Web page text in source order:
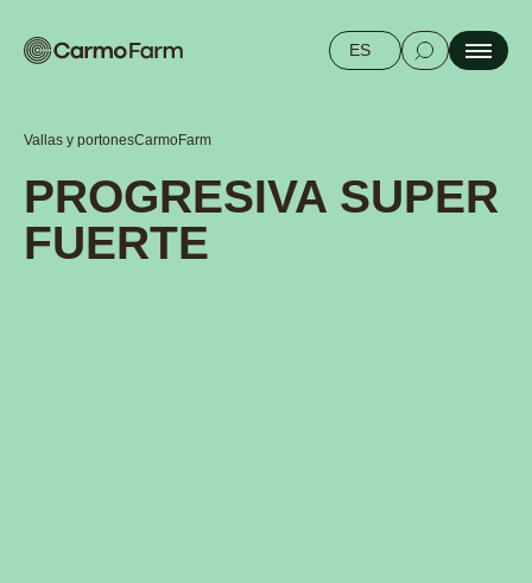
ES
Vallas y portonesCarmoFarm
PROGRESIVA SUPER
FUERTE